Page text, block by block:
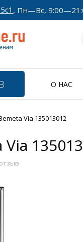
, Пн—Вс,
О НАС
Via 135013012